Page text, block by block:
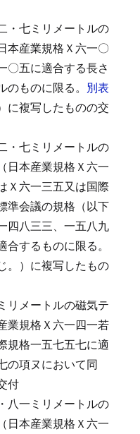
・七ミリメートルの
本産業規格Ｘ六一〇
〇五に適合する長さ
ものに限る。 別表
に複写したものの交
・七ミリメートルの
日本産業規格Ｘ六一
Ｘ六一三五又は国際
準会議の規格（以下
四八三三、一五八九
するものに限る。
。）に複写したもの
リメートルの磁気テ
業規格Ｘ六一四一若
規格一五七五七に適
の項ヌにおいて同
付
八一ミリメートルの
日本産業規格Ｘ六一